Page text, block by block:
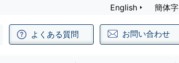
English 簡体字
よくある質問 お問い合わせ